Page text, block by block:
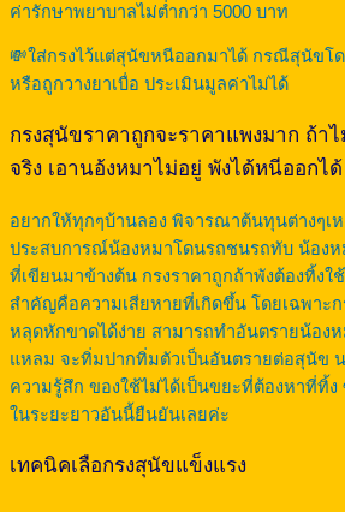
ค่ารักษาพยาบาลไม่ต่ำกว่า 5000 บาท
💸ใส่กรงไว้แต่สุนัขหนีออกมาได้ กรณีสุนัขโ
หรือถูกวางยาเบื่อ ประเมินมูลค่าไม่ได้
กรงสุนัขราคาถูกจะราคาแพงมาก ถ้า
จริง เอานอ้งหมาไม่อยู่ พังได้หนีออกได้
อยากให้ทุกๆบ้านลอง พิจารณาต้นทุนต่างๆเ
ประสบการณ์น้องหมาโดนรถชนรถทับ น้องห
ที่เขียนมาข้างต้น กรงราคาถูกถ้าพังต้องทิ้งใ
สำคัญคือความเสียหายที่เกิดขึ้น โดยเฉพาะ
หลุดหักขาดได้ง่าย สามารถทำอันตรายน้องห
แหลม จะทิ่มปากทิ่มตัวเป็นอันตรายต่อสุนัข น
ความรู้สึก ของใช้ไม่ได้เป็นขยะที่ต้องหาที่ทิ้
ในระยะยาวอันนี้ยืนยันเลยค่ะ
เทคนิคเลือกรงสุนัขแข็งแรง